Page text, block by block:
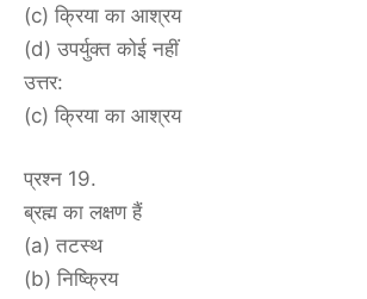
(c) क्रिया का आश्रय
(d) उपर्युक्त कोई नहीं
उत्तर:
(c) क्रिया का आश्रय
प्रश्न 19.
ब्रह्म का लक्षण हैं
(a) तटस्थ
(b) निष्क्रिय